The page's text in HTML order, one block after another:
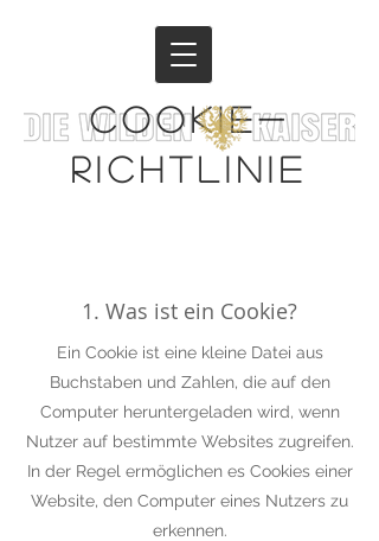
COOKIE-
RICHTLINIE
1. Was ist ein Cookie?
Ein Cookie ist eine kleine Datei aus
Buchstaben und Zahlen, die auf den
Computer heruntergeladen wird, wenn
Nutzer auf bestimmte Websites zugreifen.
In der Regel ermöglichen es Cookies einer
Website, den Computer eines Nutzers zu
erkennen.